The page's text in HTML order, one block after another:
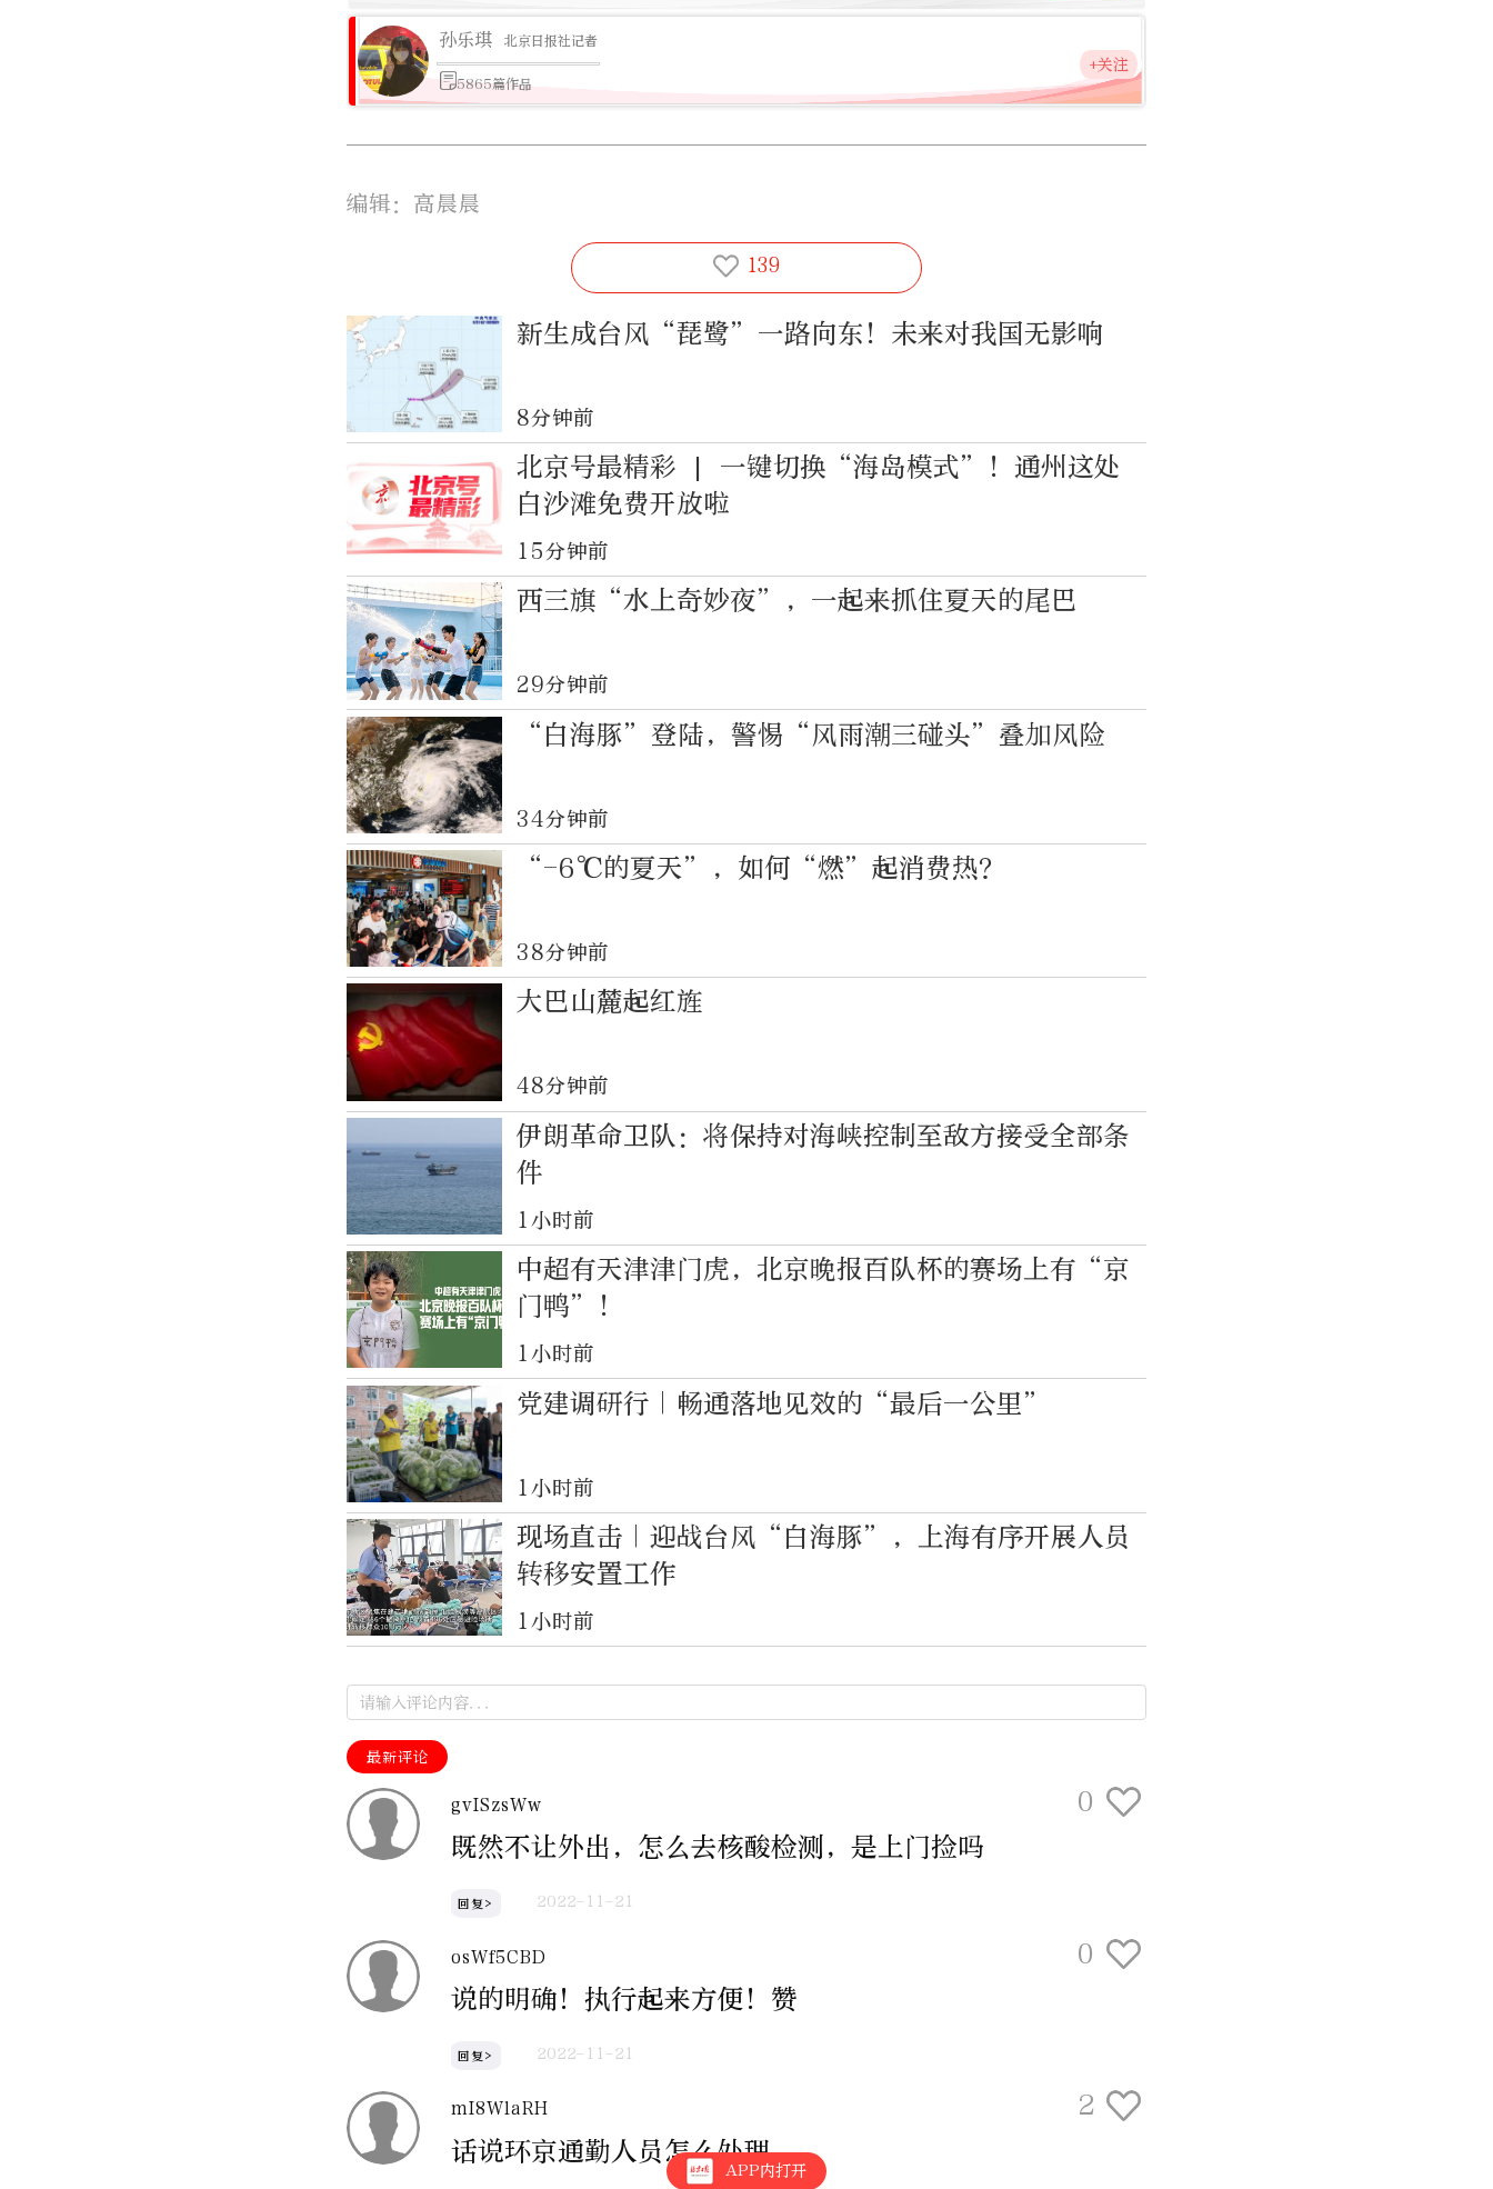
孙乐琪 北京日报社记者
5865篇作品
+关注
编辑：高晨晨
139
新生成台风“琵鹭”一路向东！未来对我国无影响
8分钟前
北京号最精彩 | 一键切换“海岛模式”️！通州这处
白沙滩免费开放啦
15分钟前
西三旗“水上奇妙夜”，一起来抓住夏天的尾巴
29分钟前
“白海豚”登陆，警惕“风雨潮三碰头”叠加风险
34分钟前
“-6℃的夏天”，如何“燃”起消费热？
38分钟前
大巴山麓起红旌
48分钟前
伊朗革命卫队：将保持对海峡控制至敌方接受全部条
件
1小时前
中超有天津津门虎，北京晚报百队杯的赛场上有“京
门鸭”！
1小时前
党建调研行｜畅通落地见效的“最后一公里”
1小时前
现场直击｜迎战台风“白海豚”，上海有序开展人员
转移安置工作
1小时前
最新评论
gvISzsWw
0
既然不让外出，怎么去核酸检测，是上门捡吗
回复> 2022-11-21
osWf5CBD
0
说的明确！执行起来方便！赞
回复> 2022-11-21
mI8WlaRH
2
话说环京通勤人员怎么处理
APP内打开